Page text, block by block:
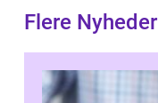
Flere Nyheder